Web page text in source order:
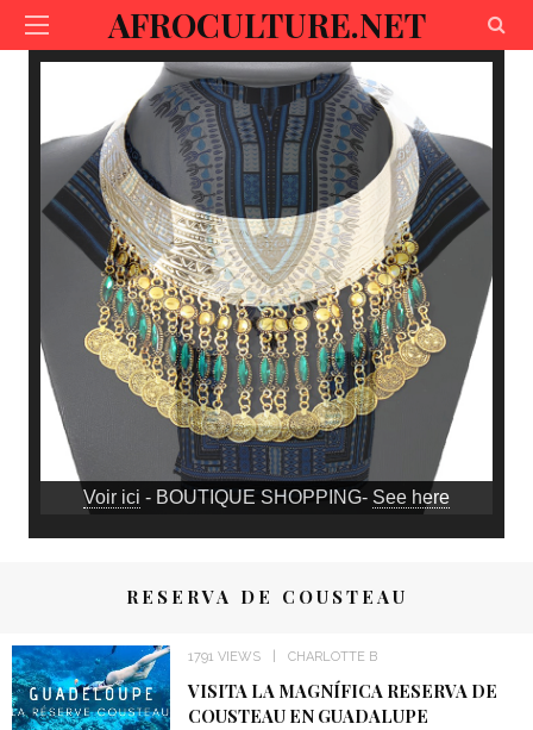
AFROCULTURE.NET
Voir ici - BOUTIQUE SHOPPING- See here
RESERVA DE COUSTEAU
1791 VIEWS CHARLOTTE B
VISITA LA MAGNÍFICA RESERVA DE
COUSTEAU EN GUADALUPE